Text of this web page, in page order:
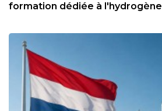
formation dédiée à l'hydrogène